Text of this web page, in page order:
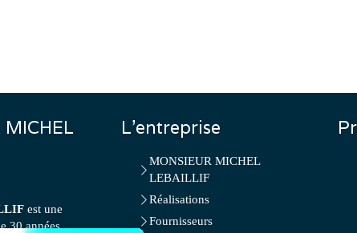
MICHEL
est une
30 années
L'entreprise
MONSIEUR MICHEL
LEBAILLIF
Réalisations
Fournisseurs